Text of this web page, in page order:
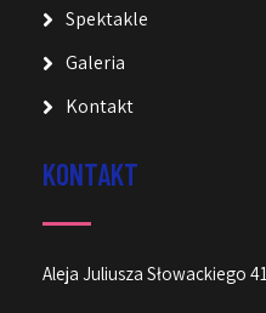
Spektakle
Galeria
Kontakt
KONTAKT
Aleja Juliusza Słowackiego